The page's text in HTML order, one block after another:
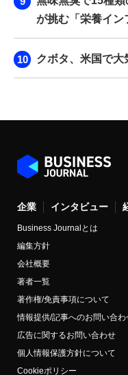
が挑む「栄養イン
クボタ、米国で
企業 インタビュー
Business Journalとは
編集方針
会社概要
著者一覧
著作権/免責事項について
情報提供/記事へのお問い合わ
広告に関するお問い合わせ
個人情報保護方針について
Cookieポリシー